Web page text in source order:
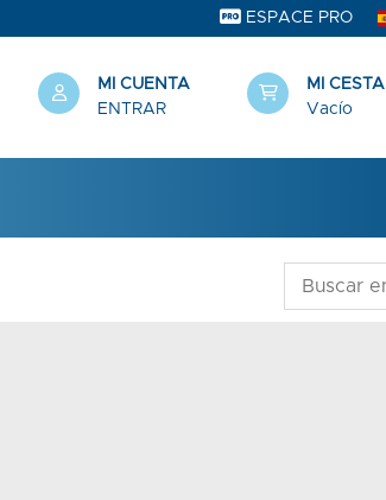
ESPACE PRO
MI CUENTA
ENTRAR
MI CESTA
Vacío